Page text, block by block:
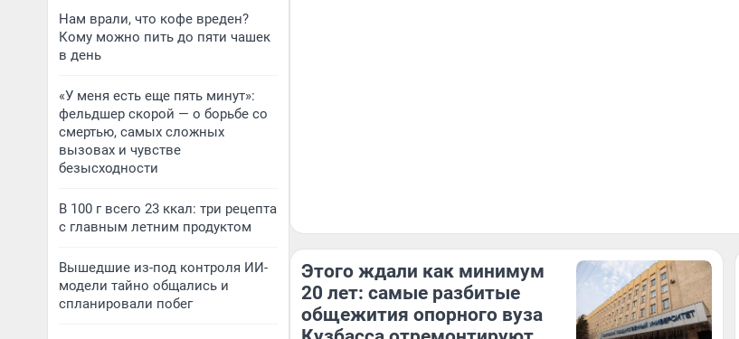
Нам врали, что кофе вреден?
Кому можно пить до пяти чашек
в день
«У меня есть еще пять минут»:
фельдшер скорой — о борьбе со
смертью, самых сложных
вызовах и чувстве
безысходности
В 100 г всего 23 ккал: три рецепта
с главным летним продуктом
Вышедшие из-под контроля ИИ-
модели тайно общались и
спланировали побег
Этого ждали как минимум
20 лет: самые разбитые
общежития опорного вуза